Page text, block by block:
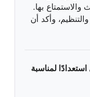
والاستمتاع بها.
وأكد أن
استعدادًا لمناسبة